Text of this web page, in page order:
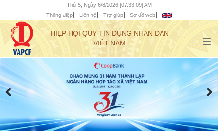
Thứ 5, Ngày 6/8/2026 [07:33:10] AM
Thông điệp
Liên hệ Trợ giúp Sơ đồ web
HIỆP HỘI QUỸ TÍN DỤNG NHÂN DÂN
VIỆT NAM